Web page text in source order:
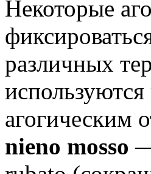
Некоторые
различных
агогическим
nieno mosso